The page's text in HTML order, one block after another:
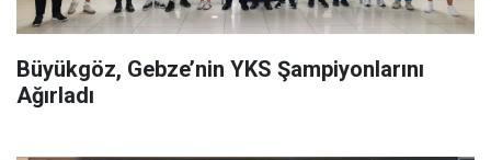
Büyükgöz, Gebze’nin YKS Şampiyonlarını
Ağırladı